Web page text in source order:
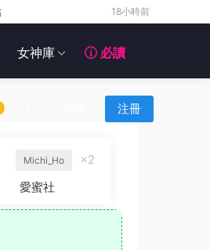
女神庫 必讀
注冊
21小時前
21小時前
21小時前
21小時前
18小時前
Michi_Ho
×2
愛蜜社